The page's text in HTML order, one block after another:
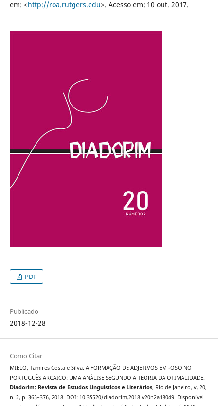
em: <http://roa.rutgers.edu>. Acesso em: 10 out. 2017.
PDF
Publicado
2018-12-28
Como Citar
MIELO, Tamires Costa e Silva. A FORMAÇÃO DE ADJETIVOS EM -OSO NO
PORTUGUÊS ARCAICO: UMA ANÁLISE SEGUNDO A TEORIA DA OTIMALIDADE.
Diadorim: Revista de Estudos Linguísticos e Literários, Rio de Janeiro, v. 20,
n. 2, p. 365–376, 2018. DOI: 10.35520/diadorim.2018.v20n2a18049. Disponível